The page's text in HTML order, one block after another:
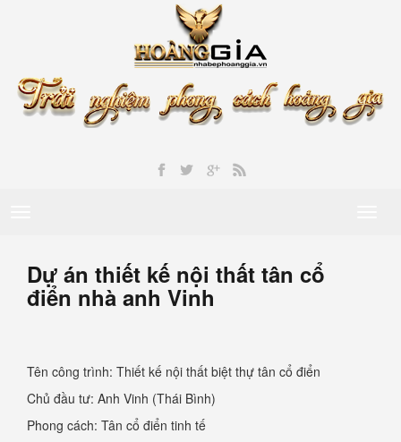
Dự án thiết kế nội thất tân cổ
điển nhà anh Vinh
Tên công trình: Thiết kế nội thất biệt thự tân cổ điển
Chủ đầu tư: Anh Vinh (Thái Bình)
Phong cách: Tân cổ điển tinh tế